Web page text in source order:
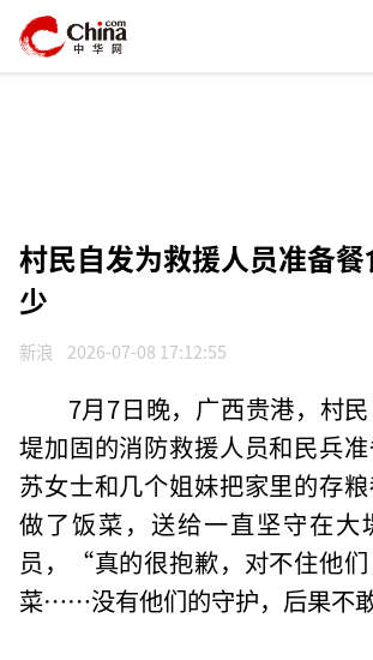
村民自发为救援人员准备
少
新浪 2026-07-08 17:12:55
7月7日晚，广西贵港，村
堤加固的消防救援人员和民兵
苏女士和几个姐妹把家里的存粮
做了饭菜，送给一直坚守在大
员，“真的很抱歉，对不住他
菜……没有他们的守护，后果不